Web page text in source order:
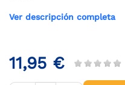
Ver descripción completa
11,95 €